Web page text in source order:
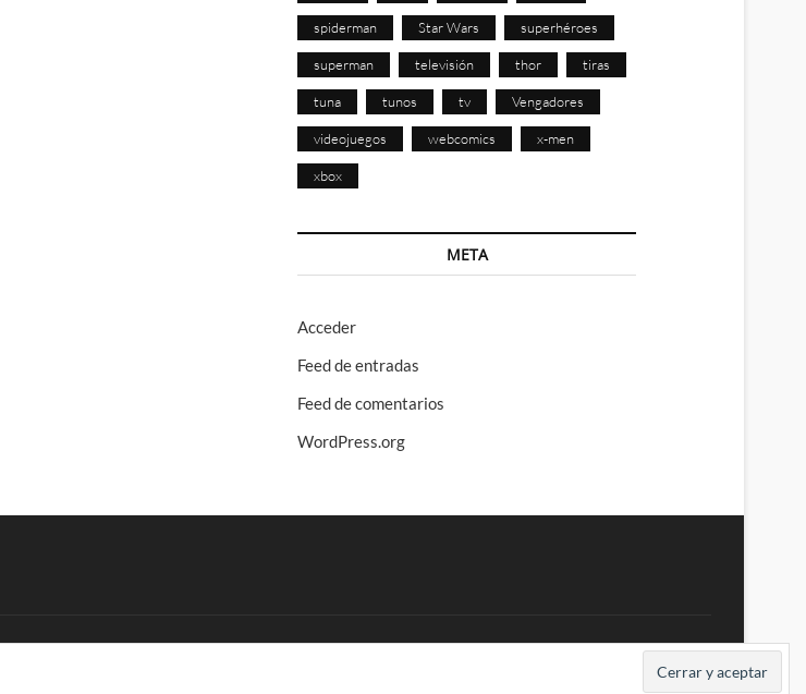
spiderman Star Wars superhéroes
superman televisión thor tiras
tuna tunos tv Vengadores
videojuegos webcomics x-men
xbox
META
Acceder
Feed de entradas
Feed de comentarios
WordPress.org